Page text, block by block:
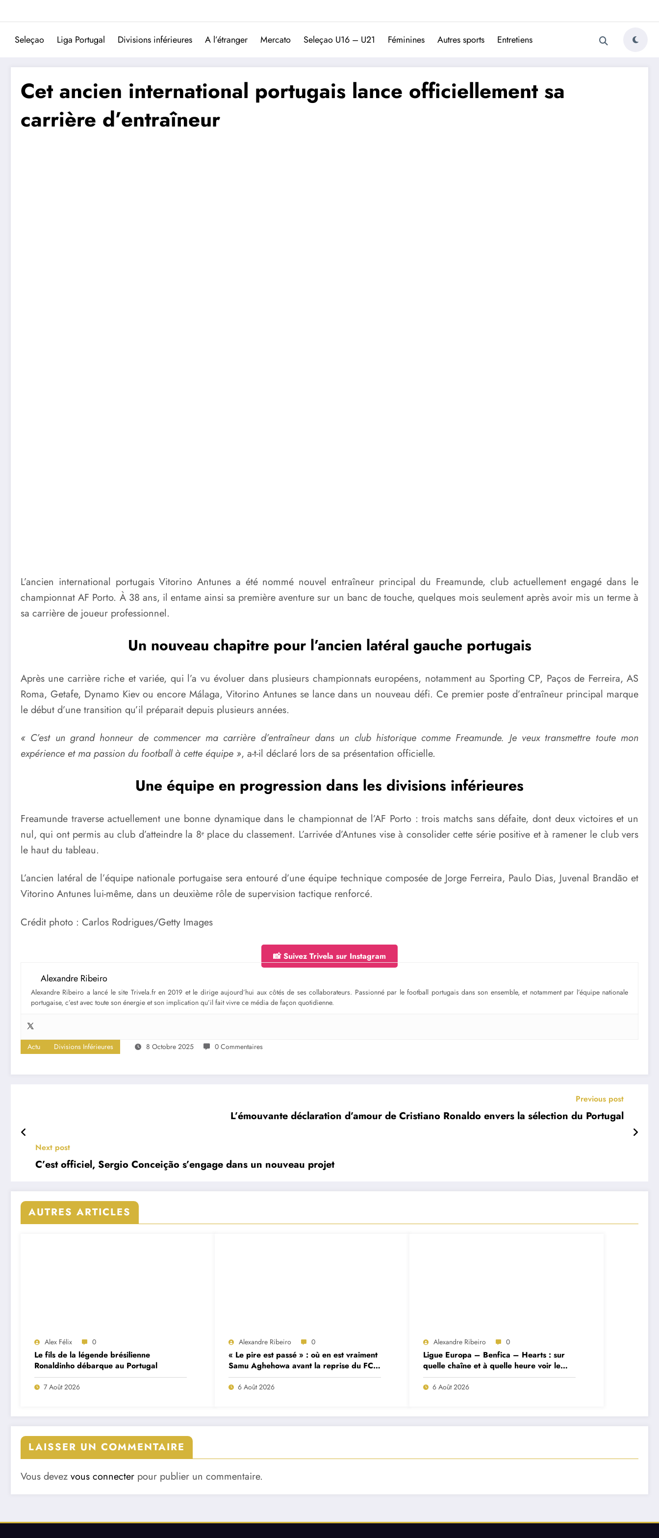
Trivela
L'actualité du football portugais
Seleçao Liga Portugal Divisions inférieures A l’étranger Mercato Seleçao U16 – U21 Féminines Autres sports Entretiens
Cet ancien international portugais lance officiellement sa
carrière d’entraîneur
L’ancien international portugais Vitorino Antunes a été nommé nouvel entraîneur principal du Freamunde, club actuellement engagé dans le
championnat AF Porto. À 38 ans, il entame ainsi sa première aventure sur un banc de touche, quelques mois seulement après avoir mis un terme à
sa carrière de joueur professionnel.
Un nouveau chapitre pour l’ancien latéral gauche portugais
Après une carrière riche et variée, qui l’a vu évoluer dans plusieurs championnats européens, notamment au Sporting CP, Paços de Ferreira, AS
Roma, Getafe, Dynamo Kiev ou encore Málaga, Vitorino Antunes se lance dans un nouveau défi. Ce premier poste d’entraîneur principal marque
le début d’une transition qu’il préparait depuis plusieurs années.
« C’est un grand honneur de commencer ma carrière d’entraîneur dans un club historique comme Freamunde. Je veux transmettre toute mon
expérience et ma passion du football à cette équipe », a-t-il déclaré lors de sa présentation officielle.
Une équipe en progression dans les divisions inférieures
Freamunde traverse actuellement une bonne dynamique dans le championnat de l’AF Porto : trois matchs sans défaite, dont deux victoires et un
nul, qui ont permis au club d’atteindre la 8ᵉ place du classement. L’arrivée d’Antunes vise à consolider cette série positive et à ramener le club vers
le haut du tableau.
L’ancien latéral de l’équipe nationale portugaise sera entouré d’une équipe technique composée de Jorge Ferreira, Paulo Dias, Juvenal Brandão et
Vitorino Antunes lui-même, dans un deuxième rôle de supervision tactique renforcé.
Crédit photo : Carlos Rodrigues/Getty Images
📸 Suivez Trivela sur Instagram
Alexandre Ribeiro
Alexandre Ribeiro a lancé le site Trivela.fr en 2019 et le dirige aujourd’hui aux côtés de ses collaborateurs. Passionné par le football portugais dans son ensemble, et notamment par l’équipe nationale
portugaise, c’est avec toute son énergie et son implication qu’il fait vivre ce média de façon quotidienne.
Actu Divisions Inférieures 8 Octobre 2025 0 Commentaires
Previous post
L’émouvante déclaration d’amour de Cristiano Ronaldo envers la sélection du Portugal
Next post
C’est officiel, Sergio Conceição s’engage dans un nouveau projet
AUTRES ARTICLES
Alex Félix 0
Le fils de la légende brésilienne
Ronaldinho débarque au Portugal
7 Août 2026
Alexandre Ribeiro 0
« Le pire est passé » : où en est vraiment
Samu Aghehowa avant la reprise du FC
Porto ?
6 Août 2026
Alexandre Ribeiro 0
Ligue Europa – Benfica – Hearts : sur
quelle chaîne et à quelle heure voir le
match ?
6 Août 2026
LAISSER UN COMMENTAIRE
Vous devez vous connecter pour publier un commentaire.